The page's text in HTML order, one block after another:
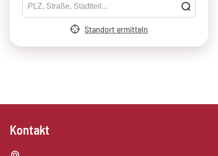
Standort ermitteln
Kontakt